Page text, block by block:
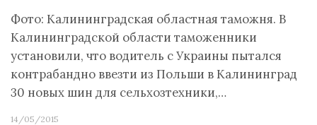
Фото: Калининградская областная таможня. В
Калининградской области таможенники
установили, что водитель с Украины пытался
контрабандно ввезти из Польши в Калининград
30 новых шин для сельхозтехники,…
14/05/2015